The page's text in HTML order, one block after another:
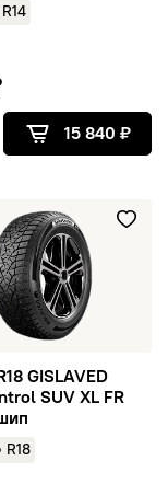
R14
15 840 ₽
XL FR 109T TL шип
GISLAVED
GISLAVED
SUV XL FR
R18